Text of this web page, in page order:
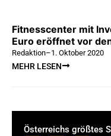
Fitnesscenter mit
Euro eröffnet vor
Redaktion–1. Oktober 2020
MEHR LESEN
Österreichs größtes